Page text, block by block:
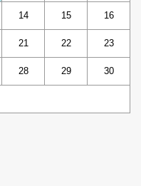
14 15 16
21 22 23
28 29 30